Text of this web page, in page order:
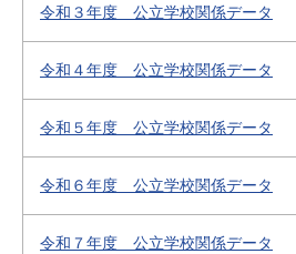
令和３年度 公立学校関係データ
令和４年度 公立学校関係データ
令和５年度 公立学校関係データ
令和６年度 公立学校関係データ
令和７年度 公立学校関係データ